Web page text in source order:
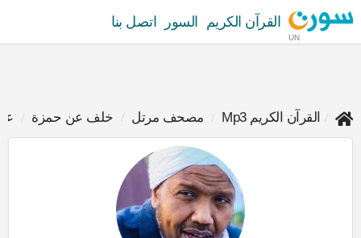
UN
القرآن الكريم السور اتصل بنا
القرآن الكريم Mp3 مصحف مرتل خلف عن حمزة